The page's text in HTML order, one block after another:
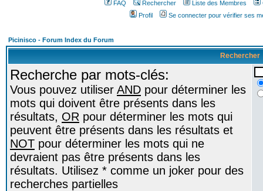
FAQ Rechercher Liste des Membres
Profil
Se connecter pour vérifier ses
Picinisco - Forum Index du Forum
Rechercher
Recherche par mots-clés:
Vous pouvez utiliser AND pour déterminer les
mots qui doivent être présents dans les
résultats, OR pour déterminer les mots qui
peuvent être présents dans les résultats et
NOT pour déterminer les mots qui ne
devraient pas être présents dans les
résultats. Utilisez * comme un joker pour des
recherches partielles